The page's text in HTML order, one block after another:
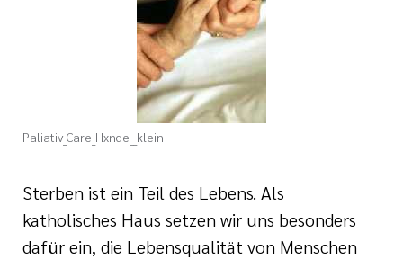
Paliativ_Care_Hxnde__klein
Sterben ist ein Teil des Lebens. Als
katholisches Haus setzen wir uns besonders
dafür ein, die Lebensqualität von Menschen